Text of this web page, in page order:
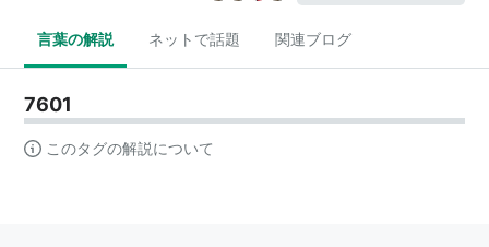
言葉の解説 ネットで話題 関連ブログ
7601
このタグの解説について